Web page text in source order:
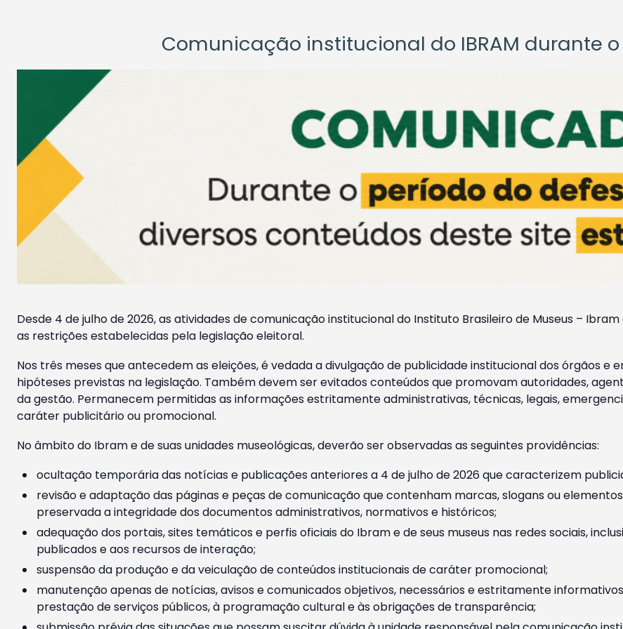
Comunicação institucional do IBRAM durante
Desde 4 de julho de 2026, as atividades de comunicação institucional do Instituto Brasileiro de Museus –
as restrições estabelecidas pela legislação eleitoral.
Nos três meses que antecedem as eleições, é vedada a divulgação de publicidade institucional dos órgãos e
hipóteses previstas na legislação. Também devem ser evitados conteúdos que promovam autoridades,
da gestão. Permanecem permitidas as informações estritamente administrativas, técnicas, legais,
caráter publicitário ou promocional.
No âmbito do Ibram e de suas unidades museológicas, deverão ser observadas as seguintes providências:
ocultação temporária das notícias e publicações anteriores a 4 de julho de 2026 que caracterizem
revisão e adaptação das páginas e peças de comunicação que contenham marcas, slogans ou
preservada a integridade dos documentos administrativos, normativos e históricos;
adequação dos portais, sites temáticos e perfis oficiais do Ibram e de seus museus nas redes sociais,
publicados e aos recursos de interação;
suspensão da produção e da veiculação de conteúdos institucionais de caráter promocional;
manutenção apenas de notícias, avisos e comunicados objetivos, necessários e estritamente
prestação de serviços públicos, à programação cultural e às obrigações de transparência;